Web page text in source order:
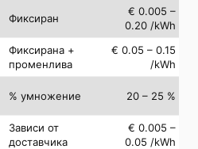
Фиксиран
€ 0.005 –
0.20 /kWh
Фиксирана +
променлива
€ 0.05 – 0.15
/kWh
% умножение 20 – 25 %
Зависи от
доставчика
€ 0.005 –
0.05 /kWh